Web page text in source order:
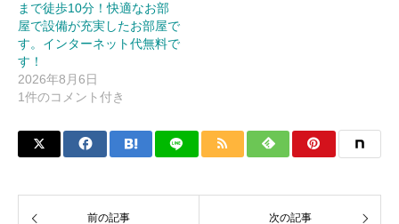
まで徒歩10分！快適なお部
屋で設備が充実したお部屋で
す。インターネット代無料で
す！
2026年8月6日
1件のコメント付き
前の記事 次の記事